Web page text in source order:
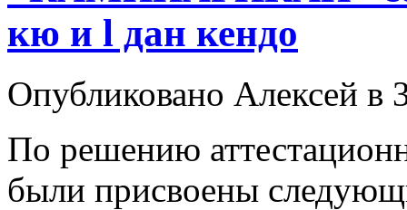
кю и l дан кендо
Опубликовано Алексей
По решению
были присвоены